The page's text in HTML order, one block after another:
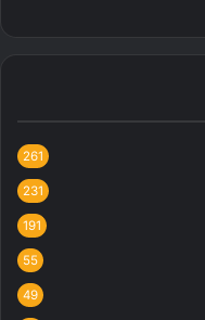
261
231
191
55
49